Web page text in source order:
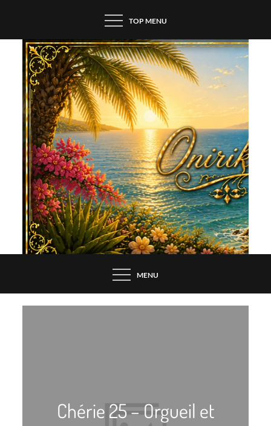
content
TOP MENU
MENU
Chérie 25 – Orgueil et